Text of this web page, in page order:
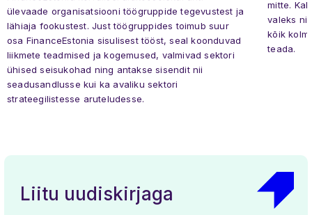
ülevaade organisatsiooni töögruppide tegevustest ja
lähiaja fookustest. Just töögruppides toimub suur
osa FinanceEstonia sisulisest tööst, seal koonduvad
liikmete teadmised ja kogemused, valmivad sektori
ühised seisukohad ning antakse sisendit nii
seadusandlusse kui ka avaliku sektori
strateegilistesse aruteludesse.
mitte.
valeks
kõik
teada.
Liitu uudiskirjaga